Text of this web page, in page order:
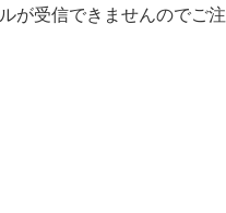
が受信できませんのでご注